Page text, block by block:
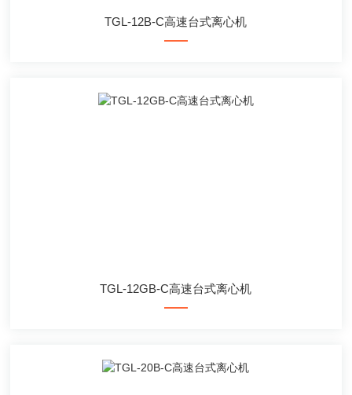
TGL-12B-C高速台式离心机
TGL-12GB-C高速台式离心机